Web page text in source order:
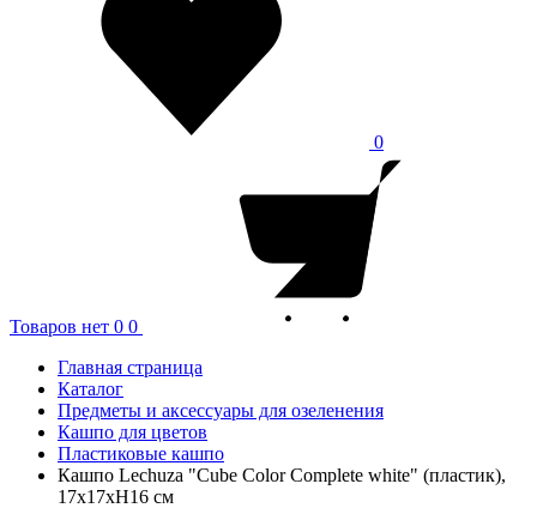
0
Товаров нет 0 0
Главная страница
Каталог
Предметы и аксессуары для озеленения
Кашпо для цветов
Пластиковые кашпо
Кашпо Lechuza "Cube Color Complete white" (пластик),
17x17xH16 см